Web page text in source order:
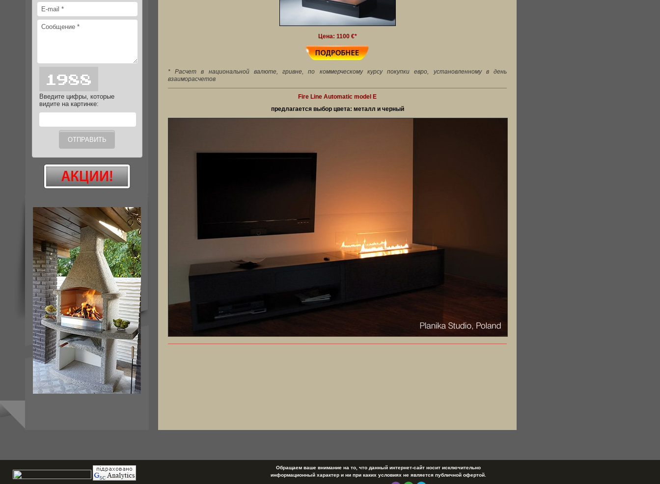
Введите цифры, которые
видите на картинке:
Цена: 1100 €*
* Расчет в национальной валюте, гривне, по коммерческому курсу покупки евро, установленному в день
взаиморасчетов
Fire Line Automatic model E
предлагается выбор цвета: металл и черный
Обращаем ваше внимание на то, что данный интернет-сайт носит исключительно
информационный характер и ни при каких условиях не является публичной офертой.